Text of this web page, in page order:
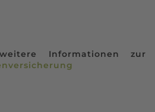
Informationen zur